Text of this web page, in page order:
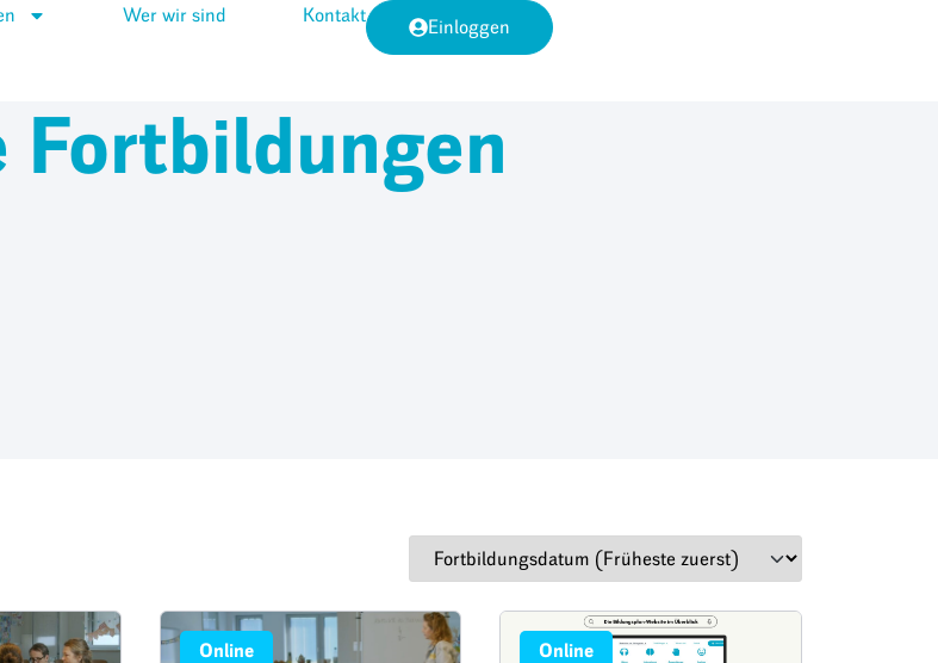
Wer wir sind Kontakt
Einloggen
Fortbildungen
Online Online